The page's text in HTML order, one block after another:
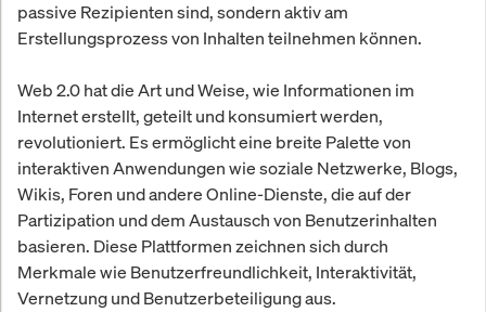
passive Rezipienten sind, sondern aktiv am
Erstellungsprozess von Inhalten teilnehmen können.
Web 2.0 hat die Art und Weise, wie Informationen im
Internet erstellt, geteilt und konsumiert werden,
revolutioniert. Es ermöglicht eine breite Palette von
interaktiven Anwendungen wie soziale Netzwerke, Blogs,
Wikis, Foren und andere Online-Dienste, die auf der
Partizipation und dem Austausch von Benutzerinhalten
basieren. Diese Plattformen zeichnen sich durch
Merkmale wie Benutzerfreundlichkeit, Interaktivität,
Vernetzung und Benutzerbeteiligung aus.